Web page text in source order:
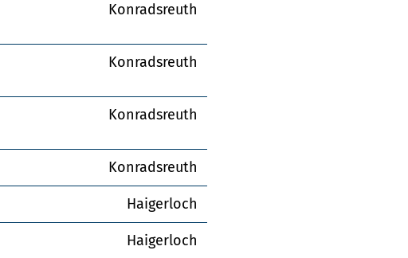
Konradsreuth
Konradsreuth
Konradsreuth
Konradsreuth
Haigerloch
Haigerloch